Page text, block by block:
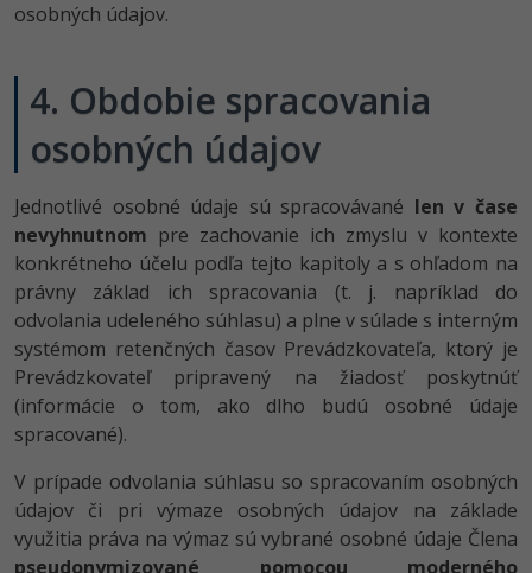
osobných údajov.
4. Obdobie spracovania
osobných údajov
Jednotlivé osobné údaje sú spracovávané len v čase
nevyhnutnom pre zachovanie ich zmyslu v kontexte
konkrétneho účelu podľa tejto kapitoly a s ohľadom na
právny základ ich spracovania (t. j. napríklad do
odvolania udeleného súhlasu) a plne v súlade s interným
systémom retenčných časov Prevádzkovateľa, ktorý je
Prevádzkovateľ pripravený na žiadosť poskytnúť
(informácie o tom, ako dlho budú osobné údaje
spracované).
V prípade odvolania súhlasu so spracovaním osobných
údajov či pri výmaze osobných údajov na základe
využitia práva na výmaz sú vybrané osobné údaje Člena
pseudonymizované pomocou moderného